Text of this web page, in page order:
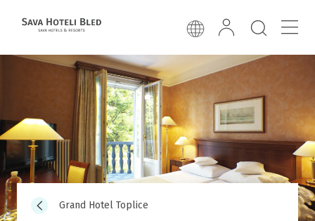
Grand Hotel Toplice